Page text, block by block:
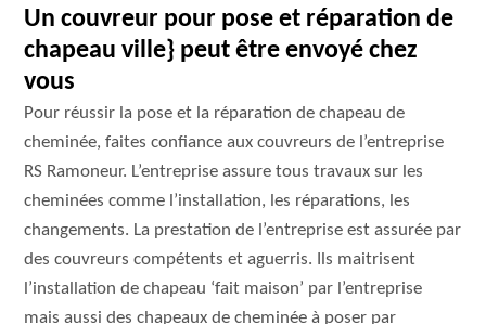
Un couvreur pour pose et réparation de
chapeau ville} peut être envoyé chez
vous
Pour réussir la pose et la réparation de chapeau de
cheminée, faites confiance aux couvreurs de l’entreprise
RS Ramoneur. L’entreprise assure tous travaux sur les
cheminées comme l’installation, les réparations, les
changements. La prestation de l’entreprise est assurée par
des couvreurs compétents et aguerris. Ils maitrisent
l’installation de chapeau ‘fait maison’ par l’entreprise
mais aussi des chapeaux de cheminée à poser par